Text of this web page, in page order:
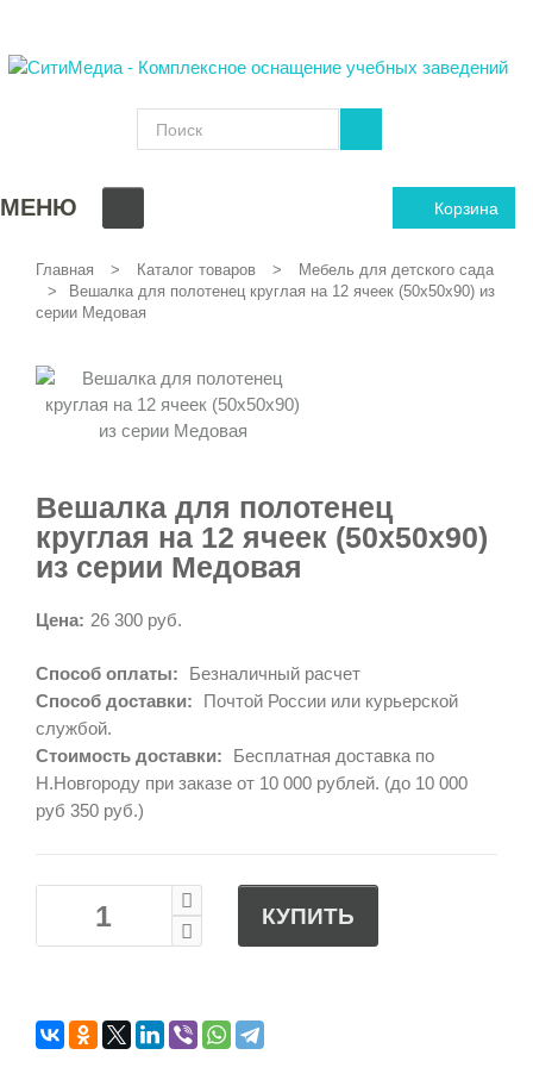
Корзина
МЕНЮ
Главная Каталог товаров
Мебель для детского сада
Вешалка для полотенец круглая на 12 ячеек (50х50х90) из
серии Медовая
Вешалка для полотенец
круглая на 12 ячеек (50х50х90)
из серии Медовая
Цена: 26 300 руб.
Способ оплаты:
Безналичный расчет
Способ доставки:
Почтой России или курьерской
службой.
Стоимость доставки:
Бесплатная доставка по
Н.Новгороду при заказе от 10 000 рублей. (до 10 000
руб 350 руб.)
КУПИТЬ